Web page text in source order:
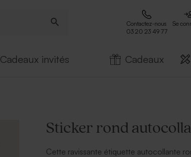
Contactez-nous
03 20 23 49 77
Se
Cadeaux invités Cadeaux
Sticker rond
Cette ravissante étiquette autocollante